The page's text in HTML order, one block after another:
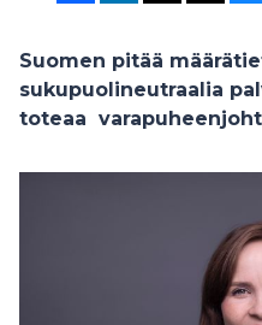
Suomen pitää
sukupuolineutraalia
toteaa